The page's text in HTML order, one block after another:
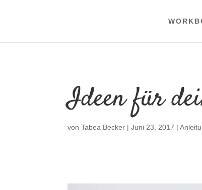
Ideen für
vonTabea Becker |Juni 23, 2017 |